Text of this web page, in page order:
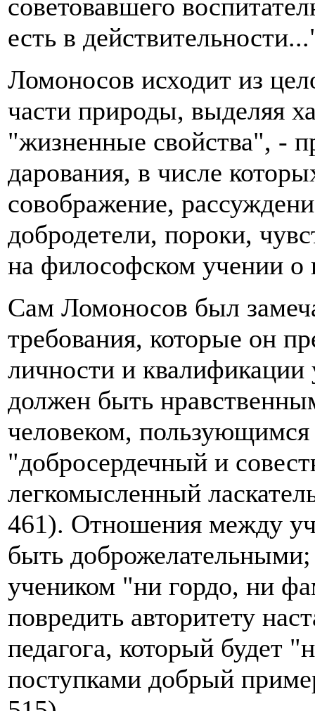
советовавшего
есть в
Ломоносов исходит из
части природы, выделяя
"жизненные свойства", -
дарования, в числе
совображение,
добродетели, пороки,
на философском учении о
Сам Ломоносов был
требования, которые он
личности и квалификации
должен быть
человеком,
"добросердечный и
легкомысленный
461). Отношения между
быть доброжелательными;
учеником "ни гордо, ни
повредить авторитету
педагога, который будет
поступками добрый